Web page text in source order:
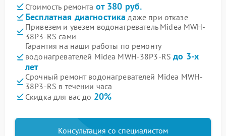
Стоимость ремонта от 380 руб.
Бесплатная диагностика даже при отказе
Привезем и увезем водонагреватель Midea MWH-
38P3-RS сами
Гарантия на наши работы по ремонту
водонагревателей Midea MWH-38P3-RSдо 3-х
лет
Срочный ремонт водонагревателей Midea MWH-
38P3-RS в течении часа
Скидка для вас до 20%
Консультация со специалистом